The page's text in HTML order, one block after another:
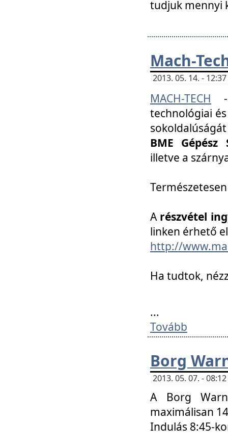
tudjuk mennyi
Mach-
2013. 05. 14. -
MACH-TECH
technológiai
BME
illetve a
A részvétel
linken érhető
http://
Ha tudtok,
...
Tovább
Borg
2013. 05. 07. -
A Borg
maximálisan
Indulás 8:45-